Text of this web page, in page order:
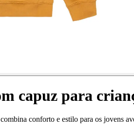
capuz para
conforto e estilo para os jovens